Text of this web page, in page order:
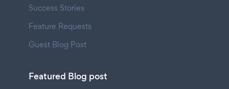
Success Stories
Feature Requests
Guest Blog Post
Featured Blog post